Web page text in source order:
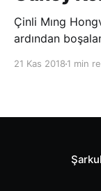
Çinli Mıng
ardından
21 Kas 2018 1 min